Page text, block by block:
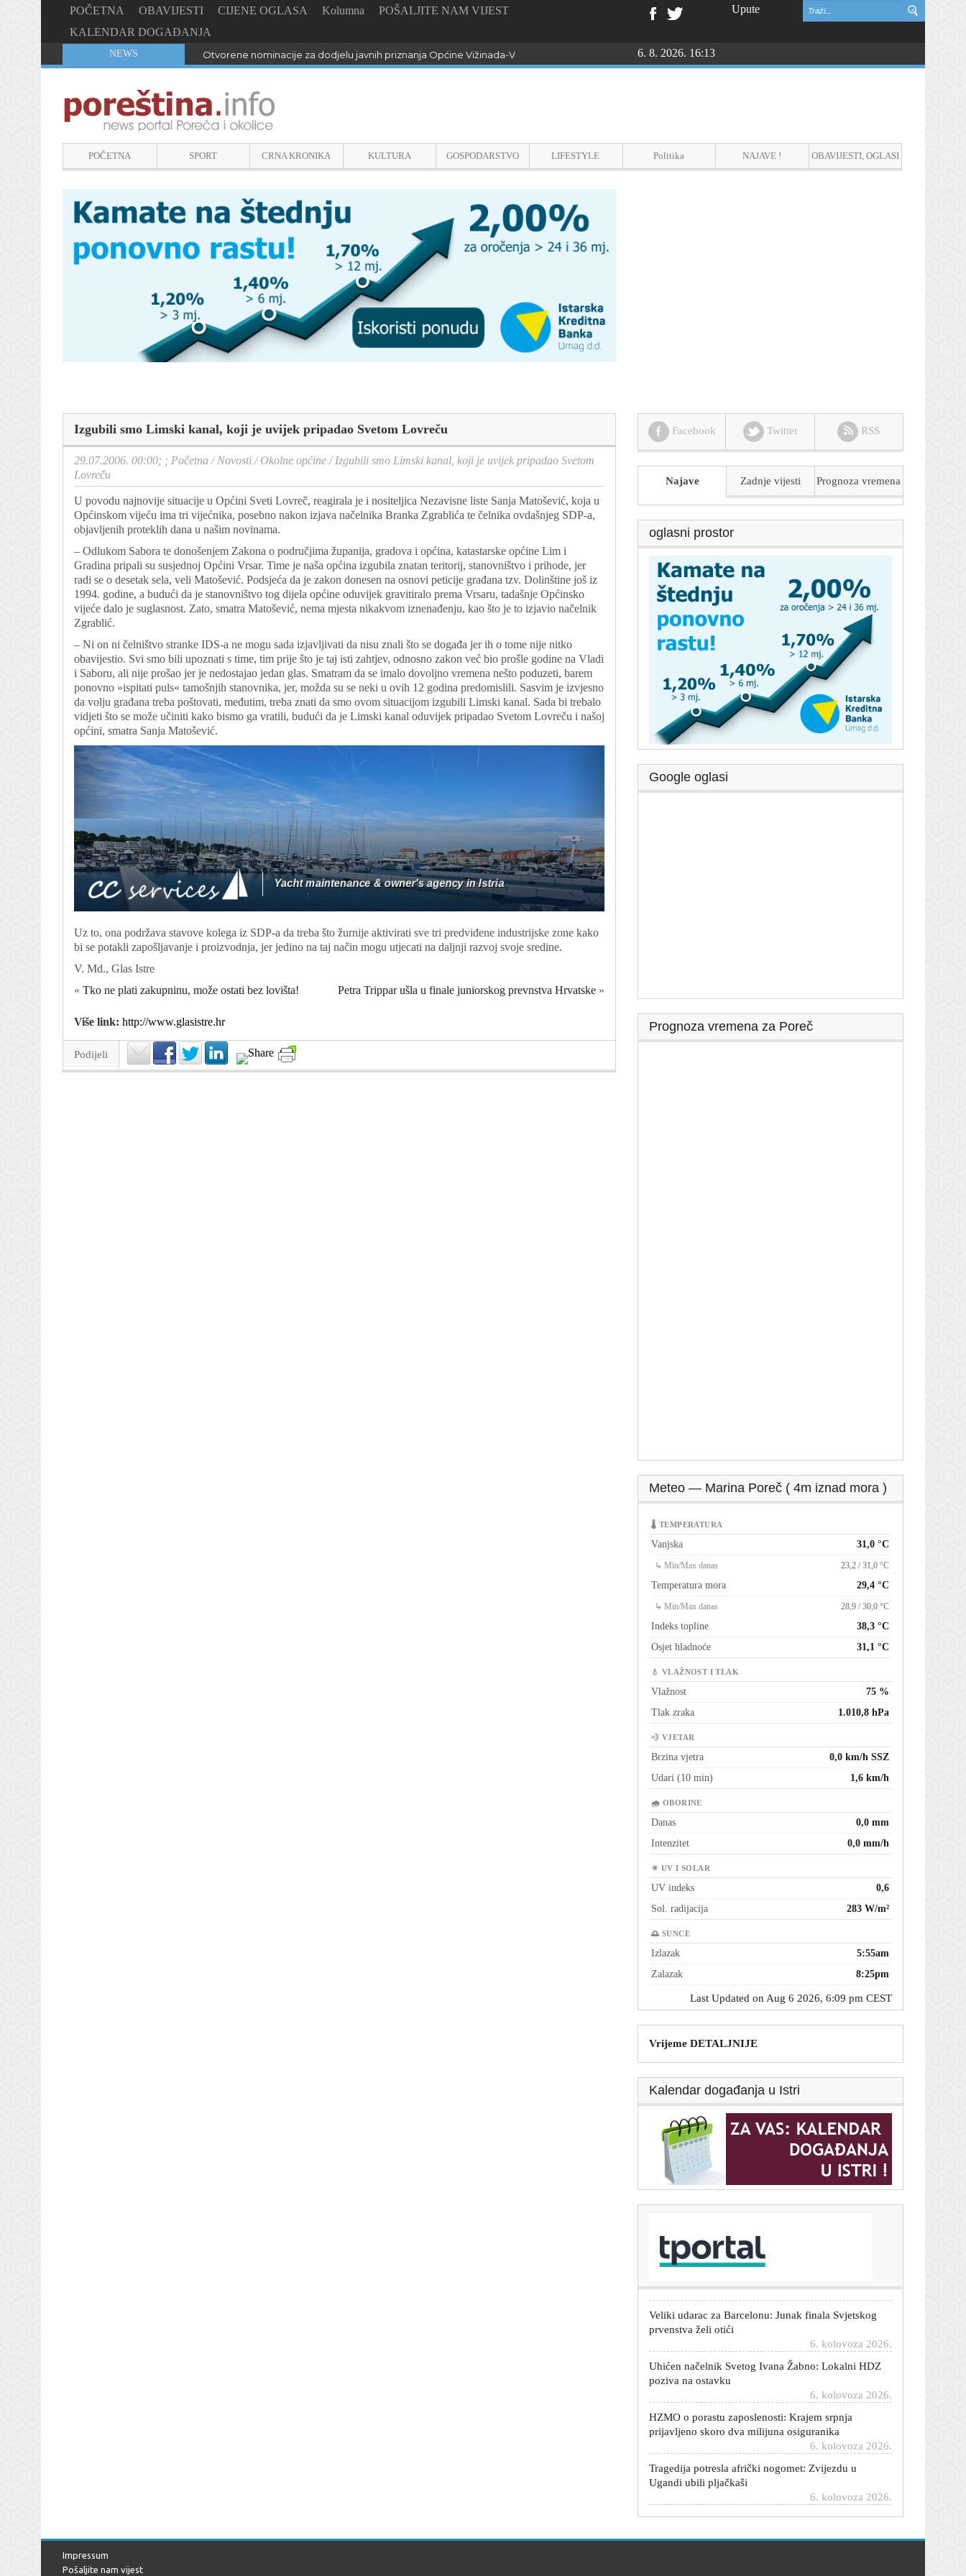
POČETNA OBAVIJESTI CIJENE OGLASA Kolumna
POŠALJITE NAM VIJEST
KALENDAR DOGAĐANJA
Upute
NEWS Otvorene nominacije za dodjelu javnih priznanja Općine Vižinada-Visinada 6. 8. 2026. 16:13
POČETNA SPORT CRNA KRONIKA KULTURA GOSPODARSTVO LIFESTYLE Politika NAJAVE ! OBAVIJESTI, OGLASI
Izgubili smo Limski kanal, koji je uvijek pripadao Svetom Lovreču
29.07.2006. 00:00; ; Početna /Novosti /Okolne općine /Izgubili smo Limski kanal, koji je uvijek pripadao Svetom
Lovreču
U povodu najnovije situacije u Općini Sveti Lovreč, reagirala je i nositeljica Nezavisne liste Sanja Matošević, koja u
Općinskom vijeću ima tri vijećnika, posebno nakon izjava načelnika Branka Zgrablića te čelnika ovdašnjeg SDP-a,
objavljenih proteklih dana u našim novinama.
– Odlukom Sabora te donošenjem Zakona o područjima županija, gradova i općina, katastarske općine Lim i
Gradina pripali su susjednoj Općini Vrsar. Time je naša općina izgubila znatan teritorij, stanovništvo i prihode, jer
radi se o desetak sela, veli Matošević. Podsjeća da je zakon donesen na osnovi peticije građana tzv. Dolinštine još iz
1994. godine, a budući da je stanovništvo tog dijela općine oduvijek gravitiralo prema Vrsaru, tadašnje Općinsko
vijeće dalo je suglasnost. Zato, smatra Matošević, nema mjesta nikakvom iznenađenju, kao što je to izjavio načelnik
Zgrablić.
– Ni on ni čelništvo stranke IDS-a ne mogu sada izjavljivati da nisu znali što se događa jer ih o tome nije nitko
obavijestio. Svi smo bili upoznati s time, tim prije što je taj isti zahtjev, odnosno zakon već bio prošle godine na Vladi
i Saboru, ali nije prošao jer je nedostajao jedan glas. Smatram da se imalo dovoljno vremena nešto poduzeti, barem
ponovno »ispitati puls« tamošnjih stanovnika, jer, možda su se neki u ovih 12 godina predomislili. Sasvim je izvjesno
da volju građana treba poštovati, međutim, treba znati da smo ovom situacijom izgubili Limski kanal. Sada bi trebalo
vidjeti što se može učiniti kako bismo ga vratili, budući da je Limski kanal oduvijek pripadao Svetom Lovreču i našoj
općini, smatra Sanja Matošević.
Uz to, ona podržava stavove kolega iz SDP-a da treba što žurnije aktivirati sve tri predviđene industrijske zone kako
bi se potakli zapošljavanje i proizvodnja, jer jedino na taj način mogu utjecati na daljnji razvoj svoje sredine.
V. Md., Glas Istre
« Tko ne plati zakupninu, može ostati bez lovišta! Petra Trippar ušla u finale juniorskog prevnstva Hrvatske »
Više link: http://www.glasistre.hr
Podijeli
Facebook Twitter RSS
Najave Zadnje vijesti Prognoza vremena
oglasni prostor
Google oglasi
Prognoza vremena za Poreč
Meteo — Marina Poreč ( 4m iznad mora )
🌡 TEMPERATURA
Vanjska 31,0 °C
↳ Min/Max danas 23,2 / 31,0 °C
Temperatura mora 29,4 °C
↳ Min/Max danas 28,9 / 30,0 °C
Indeks topline
38,3 °C
Osjet hladnoće
31,1 °C
💧 VLAŽNOST I TLAK
Vlažnost
75 %
Tlak zraka
1.010,8 hPa
💨 VJETAR
Brzina vjetra
0,0 km/h SSZ
Udari (10 min)
1,6 km/h
🌧 OBORINE
Danas
0,0 mm
Intenzitet
0,0 mm/h
☀ UV I SOLAR
UV indeks
0,6
Sol. radijacija
283 W/m²
🌅 SUNCE
Izlazak
5:55am
Zalazak
8:25pm
Last Updated on Aug 6 2026, 6:09 pm CEST
Vrijeme DETALJNIJE
Kalendar događanja u Istri
Manje radijacije, preciznije slike: KBC Zagreb dobio
novi CT
6. kolovoza 2026.
Uhićen načelnik Svetog Ivana Žabno: Lokalni HDZ
6. kolovoza 2026.
HZMO o porastu zaposlenosti: Krajem srpnja
6. kolovoza 2026.
Tragedija potresla afrički nogomet: Zvijezdu u
6. kolovoza 2026.
Nakon nešto više od godinu dana iz X-a odlazi
Impressum
Pošaljite nam vijest